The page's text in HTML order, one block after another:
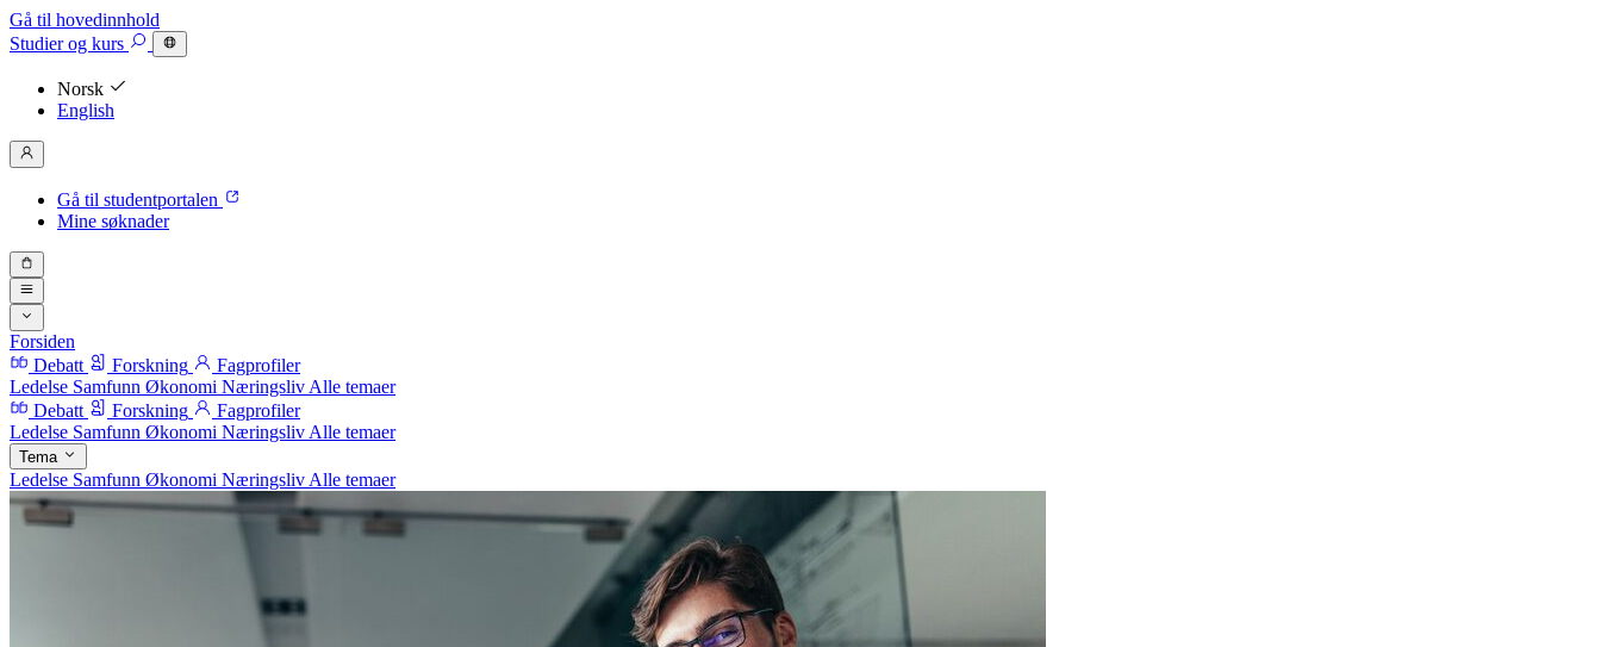
Gå til hovedinnhold
Studierog kurs
Norsk
English
Gå til studentportalen
Mine søknader
Forsiden
Debatt
Forskning
Fagprofiler
Ledelse Samfunn Økonomi Næringsliv Alle temaer
Debatt
Forskning
Fagprofiler
Ledelse Samfunn Økonomi Næringsliv Alle temaer
Tema
Ledelse Samfunn Økonomi Næringsliv Alle temaer